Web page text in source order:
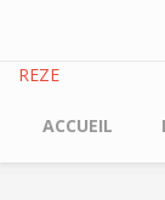
REZE
ACCUEIL